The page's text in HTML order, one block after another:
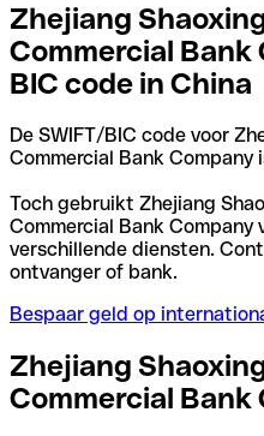
Zhejiang
Commercial Bank
BIC code in China
De SWIFT/BIC code voor
Commercial Bank Company
Toch gebruikt Zhejiang
Commercial Bank
verschillende diensten.
ontvanger of bank.
Bespaar geld op
Zhejiang
Commercial Bank